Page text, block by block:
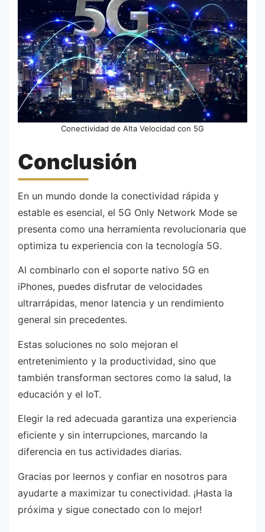
Conectividad de Alta Velocidad con 5G
Conclusión
En un mundo donde la conectividad rápida y
estable es esencial, el 5G Only Network Mode se
presenta como una herramienta revolucionaria que
optimiza tu experiencia con la tecnología 5G.
Al combinarlo con el soporte nativo 5G en
iPhones, puedes disfrutar de velocidades
ultrarrápidas, menor latencia y un rendimiento
general sin precedentes.
Estas soluciones no solo mejoran el
entretenimiento y la productividad, sino que
también transforman sectores como la salud, la
educación y el IoT.
Elegir la red adecuada garantiza una experiencia
eficiente y sin interrupciones, marcando la
diferencia en tus actividades diarias.
Gracias por leernos y confiar en nosotros para
ayudarte a maximizar tu conectividad. ¡Hasta la
próxima y sigue conectado con lo mejor!